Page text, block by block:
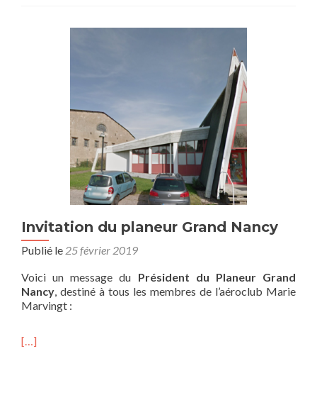
Invitation du planeur Grand Nancy
Publié le 25 février 2019
Voici un message du Président du Planeur Grand
Nancy, destiné à tous les membres de l’aéroclub Marie
Marvingt :
[…]